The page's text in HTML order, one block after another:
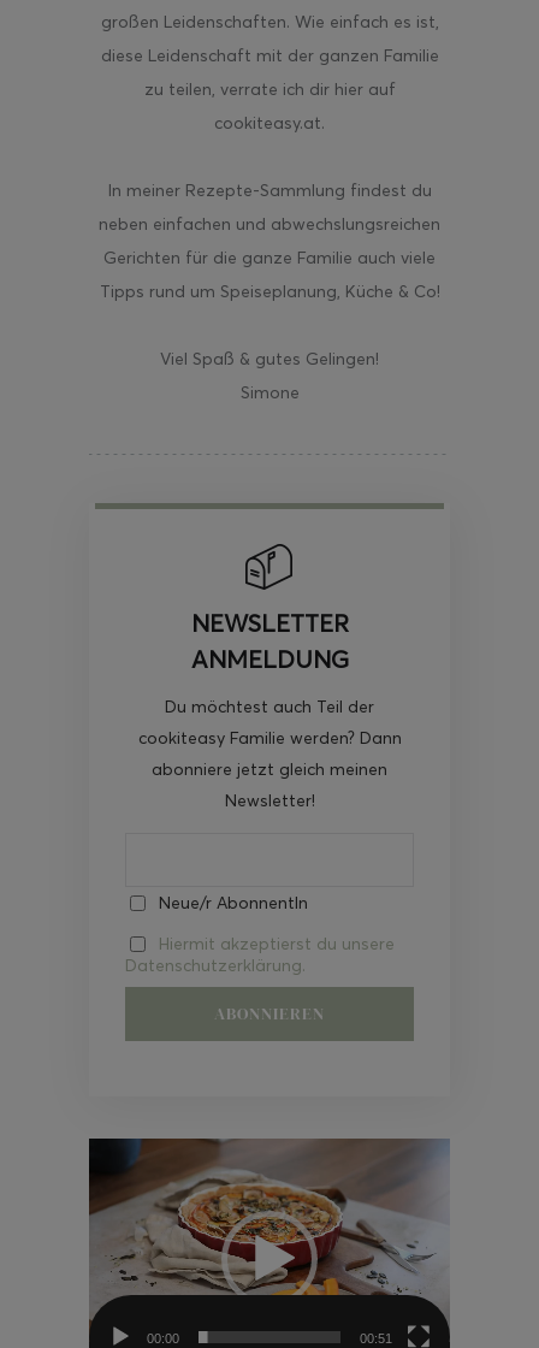
großen Leidenschaften. Wie einfach es ist,
diese Leidenschaft mit der ganzen Familie
zu teilen, verrate ich dir hier auf
cookiteasy.at.
In meiner Rezepte-Sammlung findest du
neben einfachen und abwechslungsreichen
Gerichten für die ganze Familie auch viele
Tipps rund um Speiseplanung, Küche & Co!
Viel Spaß & gutes Gelingen!
Simone
NEWSLETTER
ANMELDUNG
Du möchtest auch Teil der
cookiteasy Familie werden? Dann
abonniere jetzt gleich meinen
Newsletter!
Neue/r AbonnentIn
Hiermit akzeptierst du unsere
Datenschutzerklärung.
Video-
00:00 00:51